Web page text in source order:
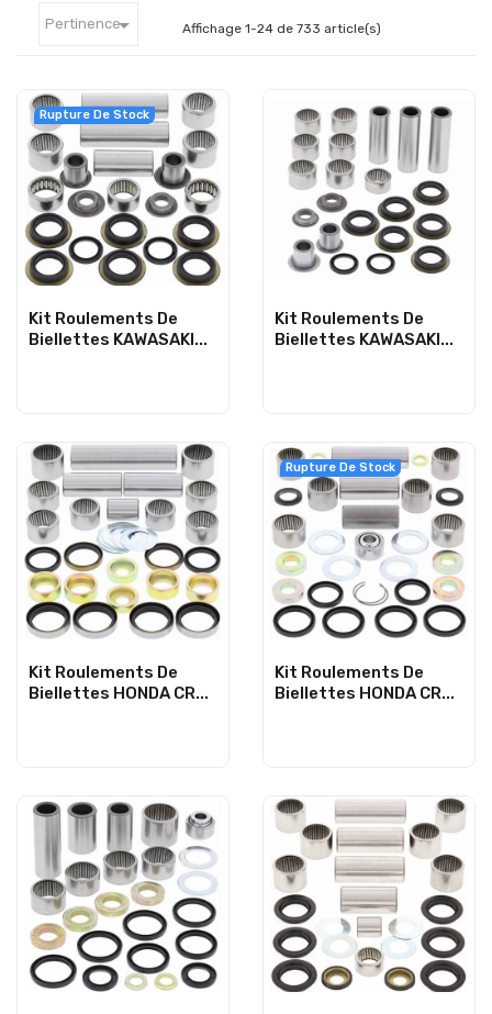
Pertinence Affichage 1-24 de 733 article(s)
Rupture De Stock
Kit Roulements De
Biellettes KAWASAKI...
Kit Roulements De
Biellettes KAWASAKI...
Kit Roulements De
Biellettes HONDA CR...
Rupture De Stock
Kit Roulements De
Biellettes HONDA CR...